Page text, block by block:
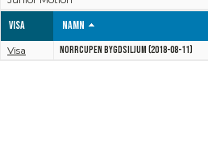
Visa Namn
Visa Norrcupen Bygdsiljum (2018-08-11)